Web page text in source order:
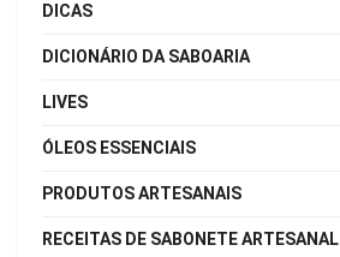
DICAS
DICIONÁRIO DA SABOARIA
LIVES
ÓLEOS ESSENCIAIS
PRODUTOS ARTESANAIS
RECEITAS DE SABONETE ARTESANAL